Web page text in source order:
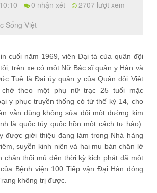
0 nhận xét
2707 lượt xem
Sống Việt
cuối năm 1969, viên Đại tá của quân đội
trên xe có một Nữ Bác sĩ quân y Hàn và
Tuệ là Đại úy quân y của Quân đội Việt
chở theo một phụ nữ trạc 25 tuổi mặc
y phục truyền thống có từ thế kỷ 14, cho
vẫn dùng không sửa đổi một đường kim
là quốc túy quốc hồn một cách tự hào).
được giới thiệu đang làm trong Nhà hàng
suyễn kinh niên và hai mu bàn chân lở
chân thối mủ đến thời kỳ kịch phát đã một
Bệnh viện 100 Tiếp vận Đại Hàn đóng
không trị được.